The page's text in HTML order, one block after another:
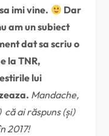
imi vine.
Dar
am un subiect
dat sa scriu o
la TNR,
lui
Mandache,
ai răspuns (și)
2017!